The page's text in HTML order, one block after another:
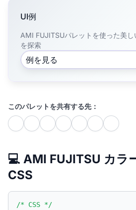
UI例
AMI FUJITSUパレットを使った美し
を探索
例を見る
このパレットを共有する先：
💻 AMI FUJITSU カラ
CSS
/* CSS */